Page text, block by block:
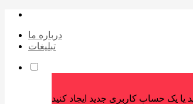
درباره ما
تبلیغات